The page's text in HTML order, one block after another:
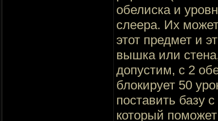
обелиска и
слеера. Их
этот предмет и
вышка или
допустим, с 2
блокирует 50
поставить базу
который